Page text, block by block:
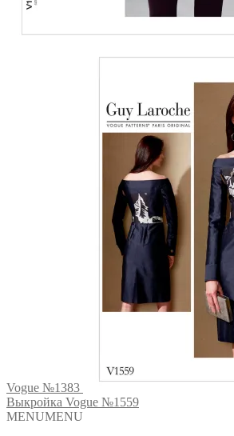
Vogue №1383
Выкройка Vogue №1559
MENUMENU